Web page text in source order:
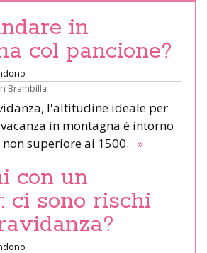
in
col pancione?
Brambilla
l'altitudine ideale per
in montagna è intorno
superiore ai 1500. »
con un
ci sono rischi